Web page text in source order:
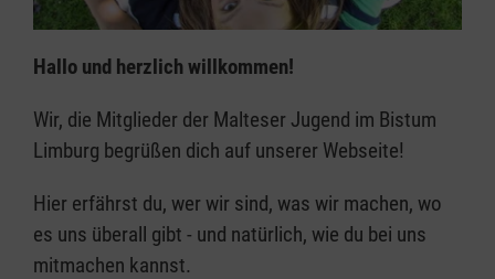
Hallo und herzlich willkommen!
Wir, die Mitglieder der Malteser Jugend im Bistum
Limburg begrüßen dich auf unserer Webseite!
Hier erfährst du, wer wir sind, was wir machen, wo
es uns überall gibt - und natürlich, wie du bei uns
mitmachen kannst.